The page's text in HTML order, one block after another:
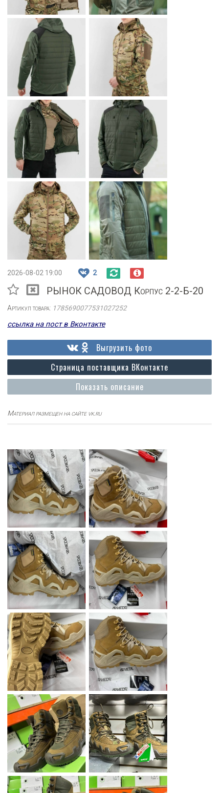
2026-08-02 19:00 2
РЫНОК САДОВОД Корпус 2-2-Б-20
Артикул товара: 1785690077531027252
ссылка на пост в Вконтакте
Показать описание
Страница поставщика ВКонтакте
Выгрузить фото
Материал размещен на сайте vk.ru